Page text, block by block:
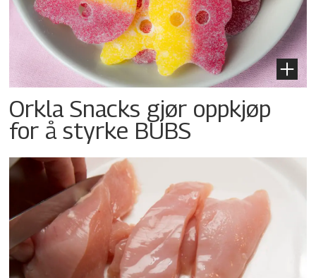
Orkla Snacks gjør oppkjøp
for å styrke BUBS